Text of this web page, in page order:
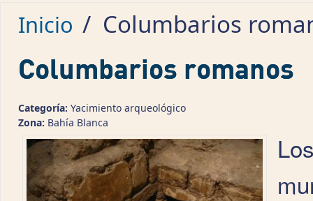
Inicio / Columbarios
Columbarios romanos
Categoría: Yacimiento arqueológico
Zona: Bahía Blanca